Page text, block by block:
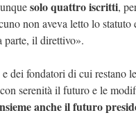
solo quattro iscritti,
non aveva letto lo
parte, il direttivo».
dei fondatori di cui restano
serenità il futuro e le
anche il futuro